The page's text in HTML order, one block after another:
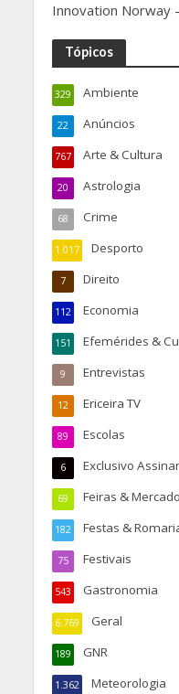
Innovation Norway
Tópicos
Ambiente
329
Anúncios
22
Arte & Cultura
767
Astrologia
20
Crime
68
Desporto
1.017
Direito
7
Economia
112
Efemérides &
151
Entrevistas
9
Ericeira TV
12
Escolas
89
Exclusivo
6
Feiras &
69
Festas &
182
Festivais
75
Gastronomia
543
Geral
6.769
GNR
189
Meteorologia
1.362